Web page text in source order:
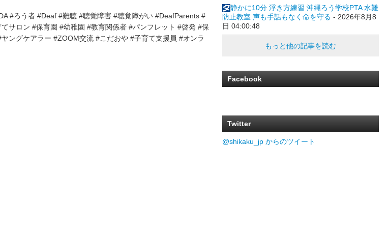
#ろう者 #Deaf #難聴 #聴覚障害 #聴覚障がい #DeafParents #
サロン #保育園 #幼稚園 #教育関係者 #パンフレット #啓発 #保
ングケアラー #ZOOM交流 #こだおや #子育て支援員 #オンラ
静かに10分 浮き方練習 沖縄ろう学校PTA 水難
防止教室 声も手話もなく命を守る - 2026年8月8
日 04:00:48
もっと他の記事を読む
Facebook
Twitter
@shikaku_jp からのツイート